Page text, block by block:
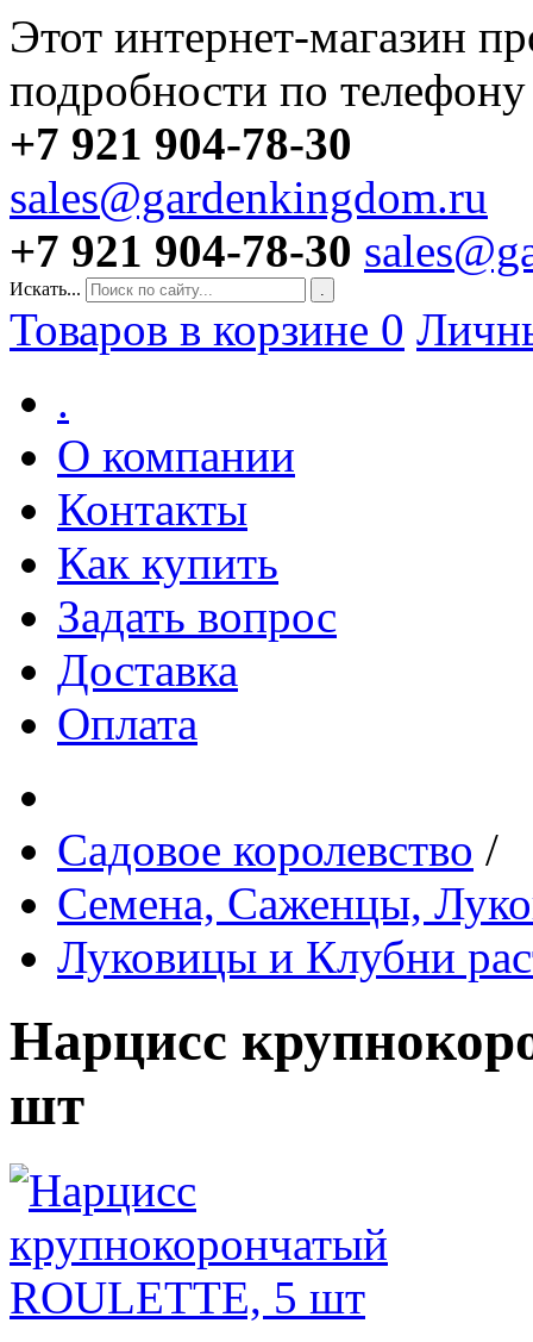
Этот интернет-магазин
подробности по телефону
+7 921 904-78-30
sales@gardenkingdom.ru
+7 921 904-78-30
Искать... .
Товаров в корзине 0
.
О компании
Контакты
Как купить
Задать вопрос
Доставка
Оплата
Садовое королевство /
Семена, Саженцы,
Луковицы и Клубни
Нарцисс
шт